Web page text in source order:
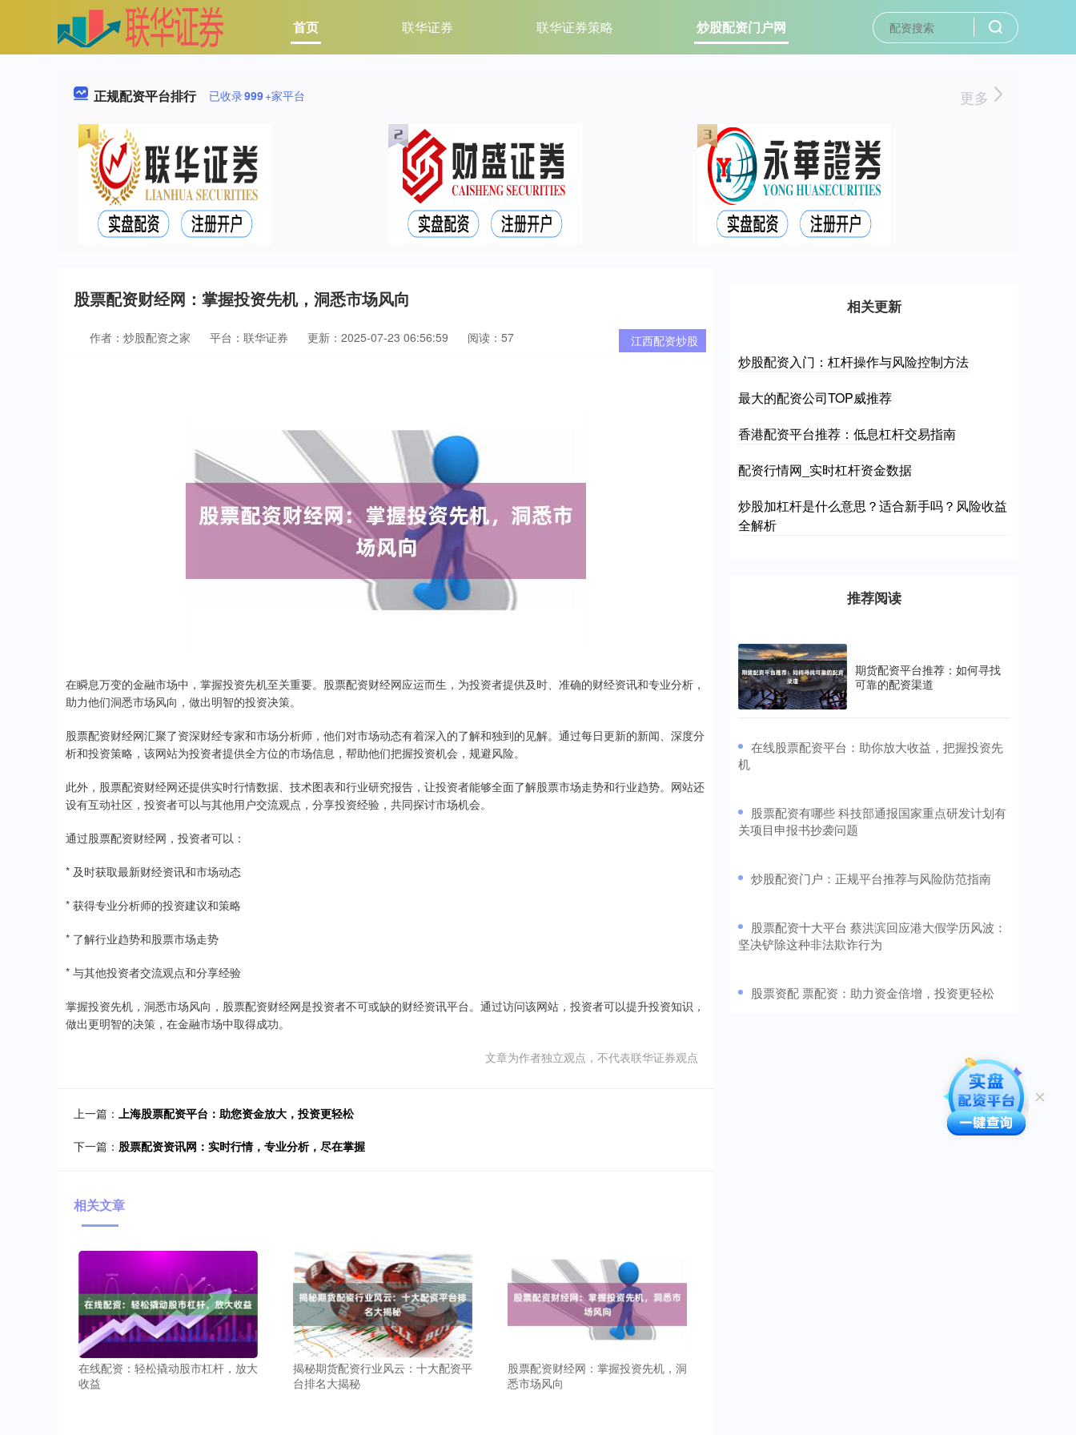
首页 联华证券 联华证券策略 炒股配资门户网
正规配资平台排行 已收录999+家平台 更多
股票配资财经网：掌握投资先机，洞悉市场风向
江西配资炒股
作者：炒股配资之家 平台：联华证券 更新：2025-07-23 06:56:59 阅读：57
在瞬息万变的金融市场中，掌握投资先机至关重要。股票配资财经网应运而生，为投资者提供及时、准确的财经资讯和专业分析，
助力他们洞悉市场风向，做出明智的投资决策。
股票配资财经网汇聚了资深财经专家和市场分析师，他们对市场动态有着深入的了解和独到的见解。通过每日更新的新闻、深度分
析和投资策略，该网站为投资者提供全方位的市场信息，帮助他们把握投资机会，规避风险。
此外，股票配资财经网还提供实时行情数据、技术图表和行业研究报告，让投资者能够全面了解股票市场走势和行业趋势。网站还
设有互动社区，投资者可以与其他用户交流观点，分享投资经验，共同探讨市场机会。
通过股票配资财经网，投资者可以：
* 及时获取最新财经资讯和市场动态
* 获得专业分析师的投资建议和策略
* 了解行业趋势和股票市场走势
* 与其他投资者交流观点和分享经验
掌握投资先机，洞悉市场风向，股票配资财经网是投资者不可或缺的财经资讯平台。通过访问该网站，投资者可以提升投资知识，
做出更明智的决策，在金融市场中取得成功。
文章为作者独立观点，不代表联华证券观点
上一篇： 上海股票配资平台：助您资金放大，投资更轻松
下一篇： 股票配资资讯网：实时行情，专业分析，尽在掌握
相关文章
在线配资：轻松撬动股市杠杆，放大
收益
揭秘期货配资行业风云：十大配资平
台排名大揭秘
股票配资财经网：掌握投资先机，洞
悉市场风向
相关更新
炒股配资入门：杠杆操作与风险控制方法
最大的配资公司TOP威推荐
香港配资平台推荐：低息杠杆交易指南
配资行情网_实时杠杆资金数据
炒股加杠杆是什么意思？适合新手吗？风险收益
全解析
推荐阅读
期货配资平台推荐：如何寻找
可靠的配资渠道
​在线股票配资平台：助你放大收益，把握投资先
机
​股票配资有哪些 科技部通报国家重点研发计划有
关项目申报书抄袭问题
​炒股配资门户：正规平台推荐与风险防范指南
​股票配资十大平台 蔡洪滨回应港大假学历风波：
坚决铲除这种非法欺诈行为
​股票资配 票配资：助力资金倍增，投资更轻松